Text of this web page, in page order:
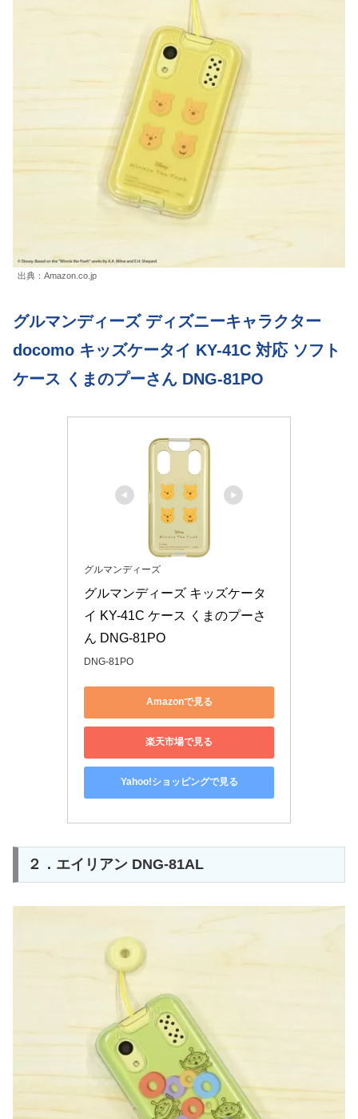
出典：Amazon.co.jp
グルマンディーズ ディズニーキャラクター
docomo キッズケータイ KY-41C 対応 ソフト
ケース くまのプーさん DNG-81PO
グルマンディーズ
グルマンディーズ キッズケータ
イ KY-41C ケース くまのプーさ
ん DNG-81PO
DNG-81PO
Amazonで見る
楽天市場で見る
Yahoo!ショッピングで見る
２．エイリアン DNG-81AL